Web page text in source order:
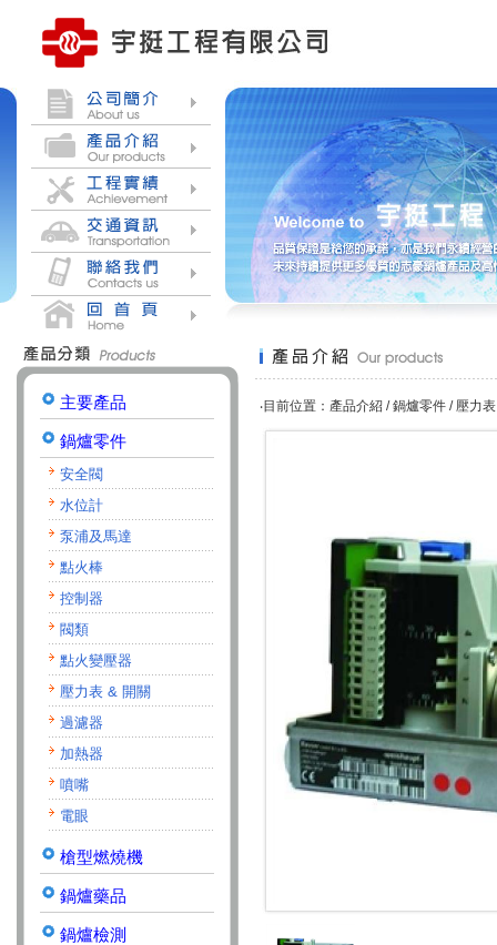
主要產品
鍋爐零件
安全閥
水位計
泵浦及馬達
點火棒
控制器
閥類
點火變壓器
壓力表 & 開關
過濾器
加熱器
噴嘴
電眼
槍型燃燒機
鍋爐藥品
鍋爐檢測
‧目前位置：產品介紹 / 鍋爐零件 / 壓力